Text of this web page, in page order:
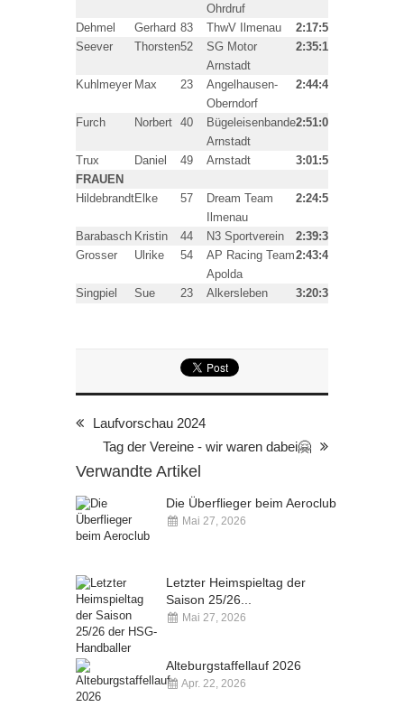
Ohrdruf
Dehmel Gerhard 83 ThwV Ilmenau 2:17:55h
Seever
Thorsten52
SG Motor
Arnstadt
2:35:13h
Kuhlmeyer Max 23
Angelhausen-
Oberndorf
2:44:41h
Furch Norbert 40
Bügeleisenbande
Arnstadt
2:51:05h
Trux Daniel 49 Arnstadt 3:01:50h
FRAUEN
HildebrandtElke 57
Dream Team
Ilmenau
2:24:56h
Barabasch Kristin 44 N3 Sportverein 2:39:37h
Grosser
Ulrike 54
AP Racing Team
Apolda
2:43:40h
Singpiel Sue 23 Alkersleben 3:20:37h
Laufvorschau 2024
Tag der Vereine - wir waren dabei🤗
Verwandte Artikel
Die Überflieger beim Aeroclub
Mai 27, 2026
Letzter Heimspieltag der
Saison 25/26...
Mai 27, 2026
Alteburgstaffellauf 2026
Apr. 22, 2026